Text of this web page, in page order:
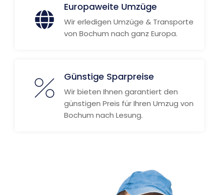
Europaweite Umzüge
Wir erledigen Umzüge & Transporte
von Bochum nach ganz Europa.
Günstige Sparpreise
Wir bieten Ihnen garantiert den
günstigen Preis für Ihren Umzug von
Bochum nach Lesung.